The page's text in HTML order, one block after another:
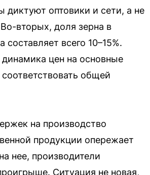
диктуют оптовики и сети, а не
вторых, доля зерна в
составляет всего 10–15%.
цен на основные
общей
на производство
продукции опережает
нее, производители
Ситуация не новая,